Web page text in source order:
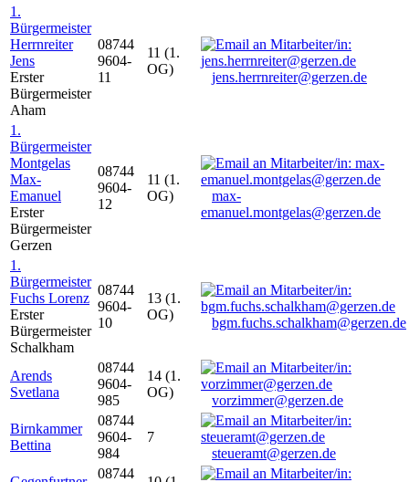
1.
Bürgermeister
Herrnreiter
Jens
Erster
Bürgermeister
Aham
08744
9604-
11
11 (1.
OG)
jens.herrnreiter@gerzen.de
1.
Bürgermeister
Montgelas
Max-
Emanuel
Erster
Bürgermeister
Gerzen
08744
9604-
12
11 (1.
OG)
max-
emanuel.montgelas@gerzen.de
1.
Bürgermeister
Fuchs Lorenz
Erster
Bürgermeister
Schalkham
08744
9604-
10
13 (1.
OG)
bgm.fuchs.schalkham@gerzen.de
Arends
Svetlana
08744
9604-
985
14 (1.
OG)
vorzimmer@gerzen.de
Birnkammer
Bettina
08744
9604-
984
7
steueramt@gerzen.de
08744